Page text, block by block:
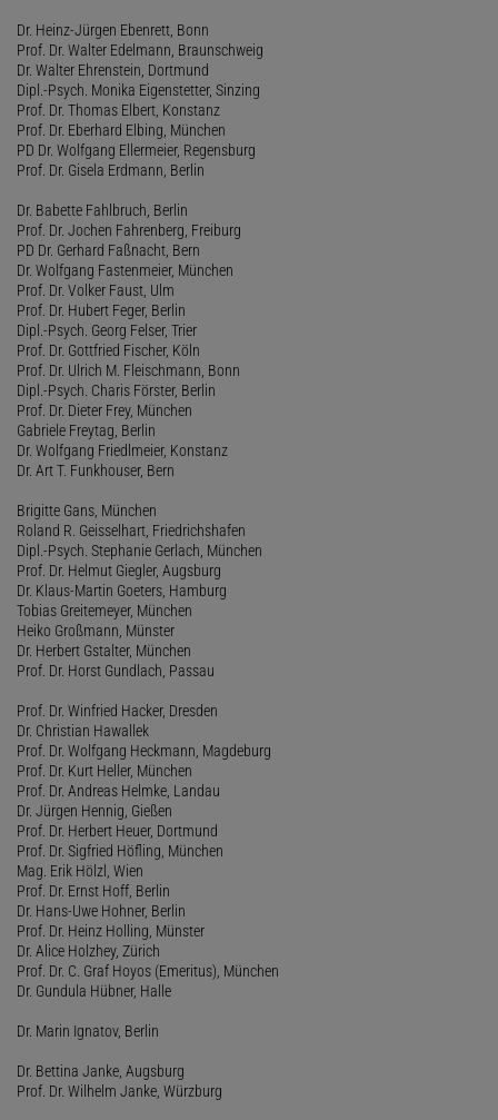
Dr. Heinz-Jürgen Ebenrett, Bonn
Prof. Dr. Walter Edelmann, Braunschweig
Dr. Walter Ehrenstein, Dortmund
Dipl.-Psych. Monika Eigenstetter, Sinzing
Prof. Dr. Thomas Elbert, Konstanz
Prof. Dr. Eberhard Elbing, München
PD Dr. Wolfgang Ellermeier, Regensburg
Prof. Dr. Gisela Erdmann, Berlin
Dr. Babette Fahlbruch, Berlin
Prof. Dr. Jochen Fahrenberg, Freiburg
PD Dr. Gerhard Faßnacht, Bern
Dr. Wolfgang Fastenmeier, München
Prof. Dr. Volker Faust, Ulm
Prof. Dr. Hubert Feger, Berlin
Dipl.-Psych. Georg Felser, Trier
Prof. Dr. Gottfried Fischer, Köln
Prof. Dr. Ulrich M. Fleischmann, Bonn
Dipl.-Psych. Charis Förster, Berlin
Prof. Dr. Dieter Frey, München
Gabriele Freytag, Berlin
Dr. Wolfgang Friedlmeier, Konstanz
Dr. Art T. Funkhouser, Bern
Brigitte Gans, München
Roland R. Geisselhart, Friedrichshafen
Dipl.-Psych. Stephanie Gerlach, München
Prof. Dr. Helmut Giegler, Augsburg
Dr. Klaus-Martin Goeters, Hamburg
Tobias Greitemeyer, München
Heiko Großmann, Münster
Dr. Herbert Gstalter, München
Prof. Dr. Horst Gundlach, Passau
Prof. Dr. Winfried Hacker, Dresden
Dr. Christian Hawallek
Prof. Dr. Wolfgang Heckmann, Magdeburg
Prof. Dr. Kurt Heller, München
Prof. Dr. Andreas Helmke, Landau
Dr. Jürgen Hennig, Gießen
Prof. Dr. Herbert Heuer, Dortmund
Prof. Dr. Sigfried Höfling, München
Mag. Erik Hölzl, Wien
Prof. Dr. Ernst Hoff, Berlin
Dr. Hans-Uwe Hohner, Berlin
Prof. Dr. Heinz Holling, Münster
Dr. Alice Holzhey, Zürich
Prof. Dr. C. Graf Hoyos (Emeritus), München
Dr. Gundula Hübner, Halle
Dr. Marin Ignatov, Berlin
Dr. Bettina Janke, Augsburg
Prof. Dr. Wilhelm Janke, Würzburg